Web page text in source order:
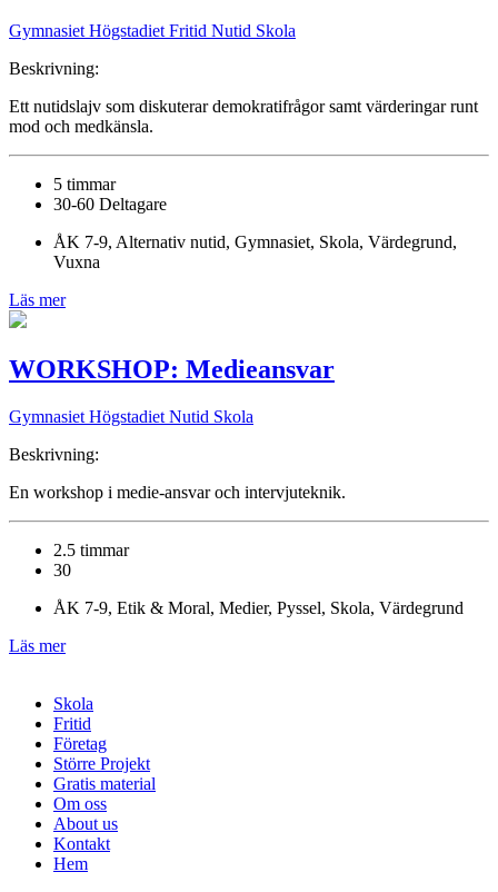
Gymnasiet Högstadiet Fritid Nutid Skola
Beskrivning:
Ett nutidslajv som diskuterar demokratifrågor samt värderingar runt
mod och medkänsla.
5 timmar
30-60 Deltagare
ÅK 7-9, Alternativ nutid, Gymnasiet, Skola, Värdegrund,
Vuxna
Läs mer
WORKSHOP: Medieansvar
Gymnasiet Högstadiet Nutid Skola
Beskrivning:
En workshop i medie-ansvar och intervjuteknik.
2.5 timmar
30
ÅK 7-9, Etik & Moral, Medier, Pyssel, Skola, Värdegrund
Läs mer
Skola
Fritid
Företag
Större Projekt
Gratis material
Om oss
About us
Kontakt
Hem